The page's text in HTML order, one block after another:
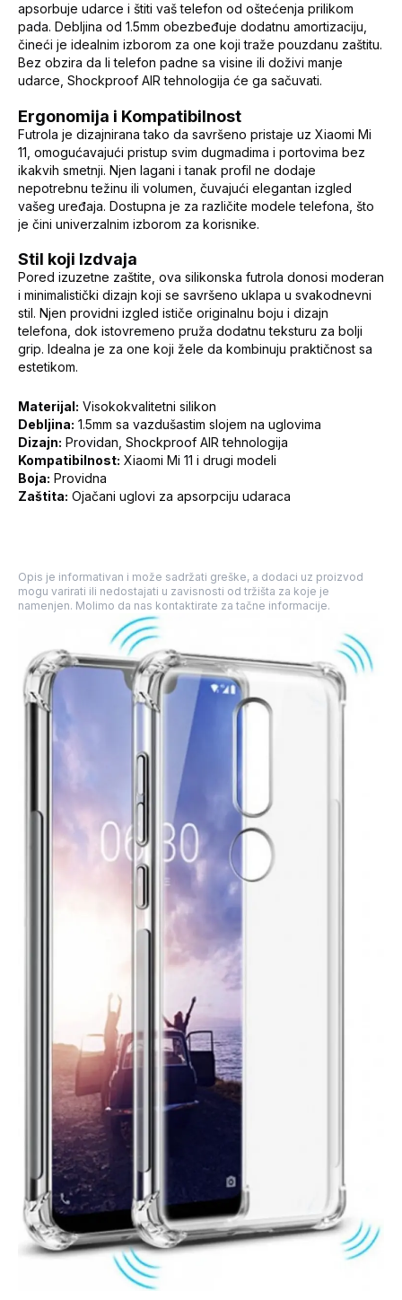
apsorbuje udarce i štiti vaš telefon od oštećenja prilikom
pada. Debljina od 1.5mm obezbeđuje dodatnu amortizaciju,
čineći je idealnim izborom za one koji traže pouzdanu zaštitu.
Bez obzira da li telefon padne sa visine ili doživi manje
udarce, Shockproof AIR tehnologija će ga sačuvati.
Ergonomija i Kompatibilnost
Futrola je dizajnirana tako da savršeno pristaje uz Xiaomi Mi
11, omogućavajući pristup svim dugmadima i portovima bez
ikakvih smetnji. Njen lagani i tanak profil ne dodaje
nepotrebnu težinu ili volumen, čuvajući elegantan izgled
vašeg uređaja. Dostupna je za različite modele telefona, što
je čini univerzalnim izborom za korisnike.
Stil koji Izdvaja
Pored izuzetne zaštite, ova silikonska futrola donosi moderan
i minimalistički dizajn koji se savršeno uklapa u svakodnevni
stil. Njen providni izgled ističe originalnu boju i dizajn
telefona, dok istovremeno pruža dodatnu teksturu za bolji
grip. Idealna je za one koji žele da kombinuju praktičnost sa
estetikom.
Materijal: Visokokvalitetni silikon
Debljina: 1.5mm sa vazdušastim slojem na uglovima
Dizajn: Providan, Shockproof AIR tehnologija
Kompatibilnost: Xiaomi Mi 11 i drugi modeli
Boja: Providna
Zaštita: Ojačani uglovi za apsorpciju udaraca
Opis je informativan i može sadržati greške, a dodaci uz proizvod
mogu varirati ili nedostajati u zavisnosti od tržišta za koje je
namenjen. Molimo da nas kontaktirate za tačne informacije.